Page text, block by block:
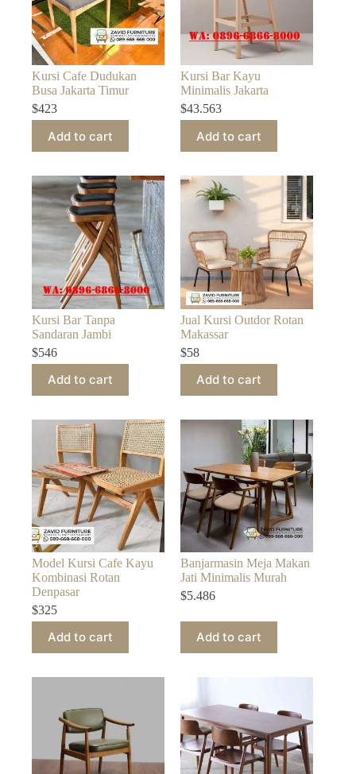
Kursi Cafe Dudukan
Busa Jakarta Timur
$423
Add to cart
Kursi Bar Kayu
Minimalis Jakarta
$43.563
Add to cart
Kursi Bar Tanpa
Sandaran Jambi
$546
Add to cart
Jual Kursi Outdor Rotan
Makassar
$58
Add to cart
Model Kursi Cafe Kayu
Kombinasi Rotan
Denpasar
$325
Add to cart
Banjarmasin Meja Makan
Jati Minimalis Murah
$5.486
Add to cart